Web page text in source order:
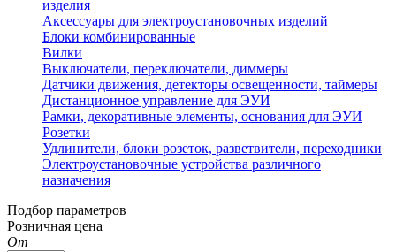
изделия
Аксессуары для электроустановочных изделий
Блоки комбинированные
Вилки
Выключатели, переключатели, диммеры
Датчики движения, детекторы освещенности, таймеры
Дистанционное управление для ЭУИ
Рамки, декоративные элементы, основания для ЭУИ
Розетки
Удлинители, блоки розеток, разветвители, переходники
Электроустановочные устройства различного
назначения
Подбор параметров
Розничная цена
От